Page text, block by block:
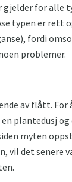
for alle
typen er rett
fordi
problemer.
av flått. For
plantedusj og
myten
vil det senere